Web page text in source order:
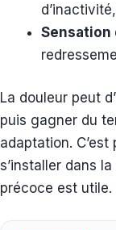
Sensation
La douleur peut
puis gagner du
adaptation.
s’installer dans
précoce est utile.